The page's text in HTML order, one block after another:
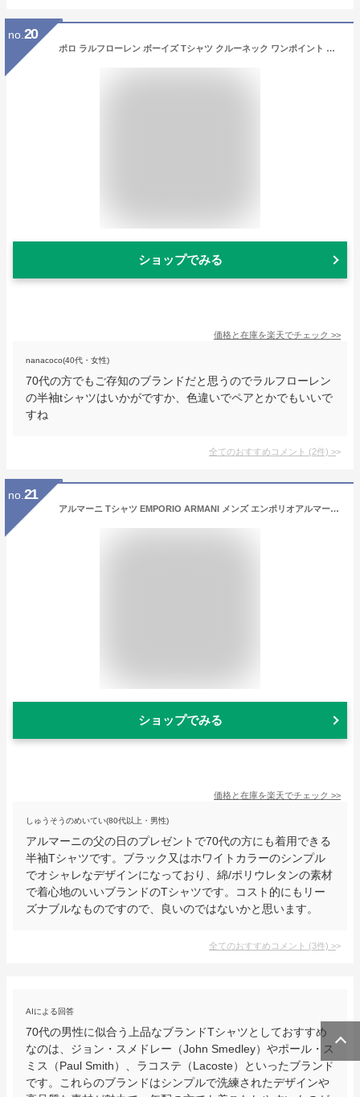
no. 20
ポロ ラルフローレン ボーイズ Tシャツ クルーネック ワンポイント 半袖 323832904 定番 ホワイト ブラック グレー ネイビー ピンク 150 160 170 cm POLO RALPH LAUREN ポロラルフローレン ラルフ メンズ レディース 男女兼用 ブランド ギフト プレゼント 母の日 父の日
ショップでみる
価格と在庫を楽天でチェック >>
nanacoco(40代・女性)
70代の方でもご存知のブランドだと思うのでラルフローレン
の半袖tシャツはいかがですか、色違いでペアとかでもいいで
すね
全てのおすすめコメント (2件) >
no. 21
アルマーニ Tシャツ EMPORIO ARMANI メンズ エンポリオアルマーニ ブランド 半袖 ストレッチ ワンポイント ロゴ クルーネック アンダー インナー シャツ 大きいサイズあり 定番 EAU111035CC729
ショップでみる
価格と在庫を楽天でチェック >>
しゅうそうのめいてい(80代以上・男性)
アルマーニの父の日のプレゼントで70代の方にも着用できる
半袖Tシャツです。ブラック又はホワイトカラーのシンプル
でオシャレなデザインになっており、綿/ポリウレタンの素材
で着心地のいいブランドのTシャツです。コスト的にもリー
ズナブルなものですので、良いのではないかと思います。
全てのおすすめコメント (3件) >
AIによる回答
70代の男性に似合う上品なブランドTシャツとしておすすめ
なのは、ジョン・スメドレー（John Smedley）やポール・ス
ミス（Paul Smith）、ラコステ（Lacoste）といったブランド
です。これらのブランドはシンプルで洗練されたデザインや